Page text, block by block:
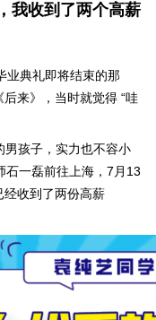
我收到了两个高薪
业典礼即将结束的那
来》，当时就觉得 “哇
男孩子，实力也不容小
石一磊前往上海，7月13
经收到了两份高薪